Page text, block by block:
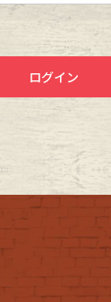
リーから探す
Outer
Fafatt
ゴリーから探す
ログイン